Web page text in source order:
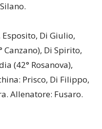
Esposito, Di Giulio,
Di Spirito,
(42° Rosanova),
Prisco, Di Filippo,
Allenatore: Fusaro.